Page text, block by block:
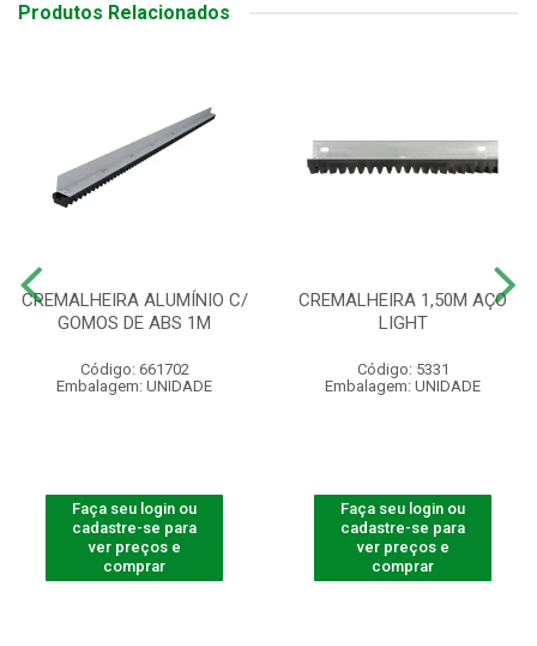
Produtos Relacionados
CREMALHEIRA ALUMÍNIO C/
GOMOS DE ABS 1M
Código: 661702
Embalagem: UNIDADE
Faça seu login ou
cadastre-se para
ver preços e
comprar
CREMALHEIRA 1,50M AÇO
LIGHT
Código: 5331
Embalagem: UNIDADE
Faça seu login ou
cadastre-se para
ver preços e
comprar